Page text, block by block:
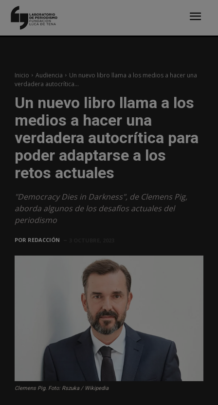
Inicio Audiencia
Un nuevo libro llama a los medios a hacer una
verdadera autocrítica...
Un nuevo libro llama a los
medios a hacer una
verdadera autocrítica para
poder adaptarse a los
retos actuales
"Democracy Dies in Darkness", de Clemens Pig,
aborda algunos de los desafíos actuales del
periodismo
POR REDACCIÓN
Clemens Pig. Foto: Rszuka / Wikipedia